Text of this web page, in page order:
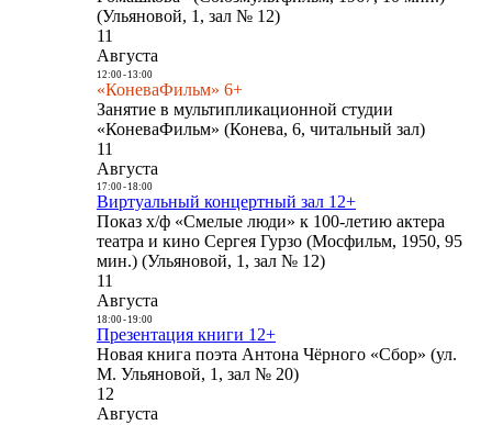
(Ульяновой, 1, зал № 12)
11
Августа
12:00- 13:00
«КоневаФильм» 6+
Занятие в мультипликационной студии
«КоневаФильм» (Конева, 6, читальный зал)
11
Августа
17:00- 18:00
Виртуальный концертный зал 12+
Показ х/ф «Смелые люди» к 100-летию актера
театра и кино Сергея Гурзо (Мосфильм, 1950, 95
мин.) (Ульяновой, 1, зал № 12)
11
Августа
18:00- 19:00
Презентация книги 12+
Новая книга поэта Антона Чёрного «Сбор» (ул.
М. Ульяновой, 1, зал № 20)
12
Августа